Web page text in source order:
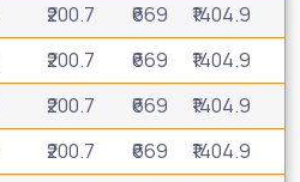
₹200.7 ₹669
₹1404.9
₹200.7 ₹669
₹1404.9
₹200.7 ₹669
₹1404.9
₹200.7 ₹669
₹1404.9